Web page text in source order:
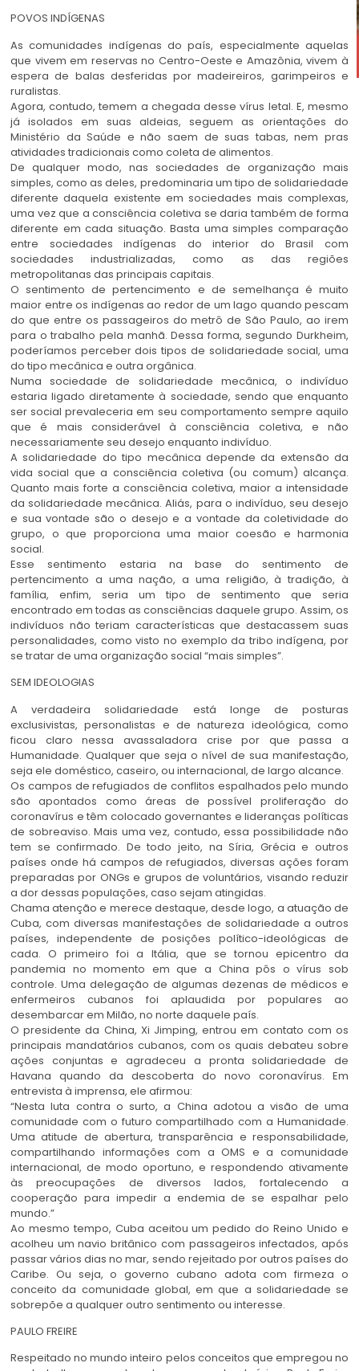
POVOS INDÍGENAS
As comunidades indígenas do país, especialmente aquelas
que vivem em reservas no Centro-Oeste e Amazônia, vivem à
espera de balas desferidas por madeireiros, garimpeiros e
ruralistas.
Agora, contudo, temem a chegada desse vírus letal. E, mesmo
já isolados em suas aldeias, seguem as orientações do
Ministério da Saúde e não saem de suas tabas, nem pras
atividades tradicionais como coleta de alimentos.
De qualquer modo, nas sociedades de organização mais
simples, como as deles, predominaria um tipo de solidariedade
diferente daquela existente em sociedades mais complexas,
uma vez que a consciência coletiva se daria também de forma
diferente em cada situação. Basta uma simples comparação
entre sociedades indígenas do interior do Brasil com
sociedades industrializadas, como as das regiões
metropolitanas das principais capitais.
O sentimento de pertencimento e de semelhança é muito
maior entre os indígenas ao redor de um lago quando pescam
do que entre os passageiros do metrô de São Paulo, ao irem
para o trabalho pela manhã. Dessa forma, segundo Durkheim,
poderíamos perceber dois tipos de solidariedade social, uma
do tipo mecânica e outra orgânica.
Numa sociedade de solidariedade mecânica, o indivíduo
estaria ligado diretamente à sociedade, sendo que enquanto
ser social prevaleceria em seu comportamento sempre aquilo
que é mais considerável à consciência coletiva, e não
necessariamente seu desejo enquanto indivíduo.
A solidariedade do tipo mecânica depende da extensão da
vida social que a consciência coletiva (ou comum) alcança.
Quanto mais forte a consciência coletiva, maior a intensidade
da solidariedade mecânica. Aliás, para o indivíduo, seu desejo
e sua vontade são o desejo e a vontade da coletividade do
grupo, o que proporciona uma maior coesão e harmonia
social.
Esse sentimento estaria na base do sentimento de
pertencimento a uma nação, a uma religião, à tradição, à
família, enfim, seria um tipo de sentimento que seria
encontrado em todas as consciências daquele grupo. Assim, os
indivíduos não teriam características que destacassem suas
personalidades, como visto no exemplo da tribo indígena, por
se tratar de uma organização social “mais simples”.
SEM IDEOLOGIAS
A verdadeira solidariedade está longe de posturas
exclusivistas, personalistas e de natureza ideológica, como
ficou claro nessa avassaladora crise por que passa a
Humanidade. Qualquer que seja o nível de sua manifestação,
seja ele doméstico, caseiro, ou internacional, de largo alcance.
Os campos de refugiados de conflitos espalhados pelo mundo
são apontados como áreas de possível proliferação do
coronavírus e têm colocado governantes e lideranças políticas
de sobreaviso. Mais uma vez, contudo, essa possibilidade não
tem se confirmado. De todo jeito, na Síria, Grécia e outros
países onde há campos de refugiados, diversas ações foram
preparadas por ONGs e grupos de voluntários, visando reduzir
a dor dessas populações, caso sejam atingidas.
Chama atenção e merece destaque, desde logo, a atuação de
Cuba, com diversas manifestações de solidariedade a outros
países, independente de posições político-ideológicas de
cada. O primeiro foi a Itália, que se tornou epicentro da
pandemia no momento em que a China pôs o vírus sob
controle. Uma delegação de algumas dezenas de médicos e
enfermeiros cubanos foi aplaudida por populares ao
desembarcar em Milão, no norte daquele país.
O presidente da China, Xi Jimping, entrou em contato com os
principais mandatários cubanos, com os quais debateu sobre
ações conjuntas e agradeceu a pronta solidariedade de
Havana quando da descoberta do novo coronavírus. Em
entrevista à imprensa, ele afirmou:
“Nesta luta contra o surto, a China adotou a visão de uma
comunidade com o futuro compartilhado com a Humanidade.
Uma atitude de abertura, transparência e responsabilidade,
compartilhando informações com a OMS e a comunidade
internacional, de modo oportuno, e respondendo ativamente
às preocupações de diversos lados, fortalecendo a
cooperação para impedir a endemia de se espalhar pelo
mundo.”
Ao mesmo tempo, Cuba aceitou um pedido do Reino Unido e
acolheu um navio britânico com passageiros infectados, após
passar vários dias no mar, sendo rejeitado por outros países do
Caribe. Ou seja, o governo cubano adota com firmeza o
conceito da comunidade global, em que a solidariedade se
sobrepõe a qualquer outro sentimento ou interesse.
PAULO FREIRE
Respeitado no mundo inteiro pelos conceitos que empregou no